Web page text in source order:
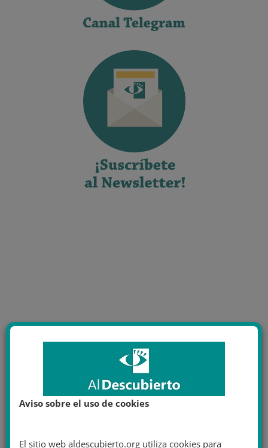
Aviso sobre el uso de cookies
El sitio web aldescubierto.org utiliza cookies para